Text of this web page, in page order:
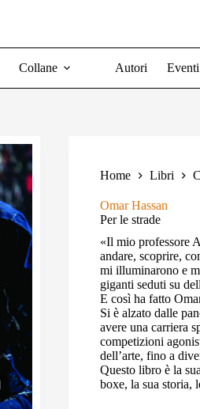
Collane Autori Eventi
Home Libri
Omar Hassan
Per le strade
«Il mio professore
andare, scoprire,
mi illuminarono e
giganti seduti su
E così ha fatto
Si è alzato dalle
avere una carriera
competizioni
dell’arte, fino a
Questo libro è la
boxe, la sua storia,